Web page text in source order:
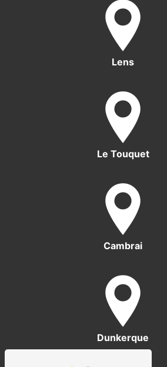
Lens
Le Touquet
Cambrai
Dunkerque